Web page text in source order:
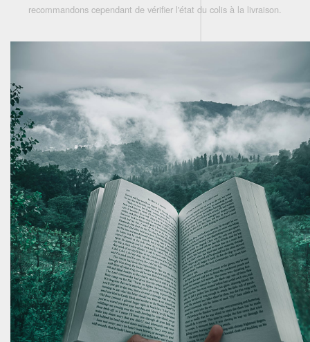
recommandons cependant de vérifier l'état du colis à la livraison.